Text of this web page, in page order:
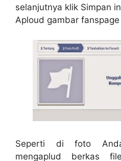
selanjutnya klik Simpan
Aploud gambar
Seperti di foto
mengaplud berkas